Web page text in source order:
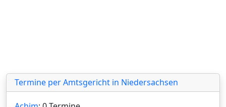
Termine per Amtsgericht in Niedersachsen